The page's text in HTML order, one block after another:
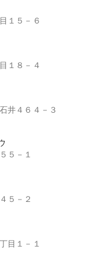
１５－６
１８－４
井４６４－３
５－１
５－２
目１－１